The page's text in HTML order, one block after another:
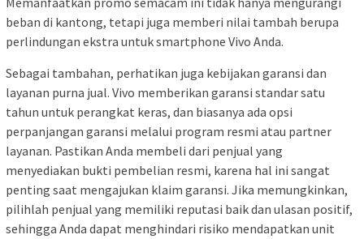
beban di kantong, tetapi juga memberi nilai tambah berupa
perlindungan ekstra untuk smartphone Vivo Anda.
Sebagai tambahan, perhatikan juga kebijakan garansi dan
layanan purna jual. Vivo memberikan garansi standar satu
tahun untuk perangkat keras, dan biasanya ada opsi
perpanjangan garansi melalui program resmi atau partner
layanan. Pastikan Anda membeli dari penjual yang
menyediakan bukti pembelian resmi, karena hal ini sangat
penting saat mengajukan klaim garansi. Jika memungkinkan,
pilihlah penjual yang memiliki reputasi baik dan ulasan positif,
sehingga Anda dapat menghindari risiko mendapatkan unit